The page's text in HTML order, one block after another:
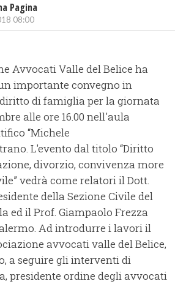
Pagina
08:00
Avvocati Valle del Belice ha
importante convegno in
di famiglia per la giornata
alle ore 16.00 nell'aula
“Michele
L'evento dal titolo “Diritto
divorzio, convivenza more
vedrà come relatori il Dott.
della Sezione Civile del
ed il Prof. Giampaolo Frezza
Ad introdurre i lavori il
avvocati valle del Belice,
a seguire gli interventi di
presidente ordine degli avvocati